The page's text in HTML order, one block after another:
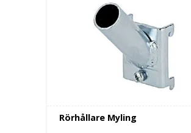
Rörhållare Myling